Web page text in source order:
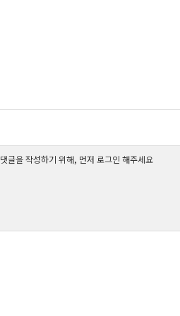
댓글을 작성하기 위해, 먼저 로그인 해주세요